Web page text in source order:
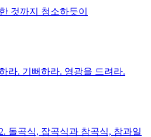
것까지 청소하듯이
라. 기뻐하라. 영광을 드려라.
돌곡식, 잡곡식과 참곡식, 참과일